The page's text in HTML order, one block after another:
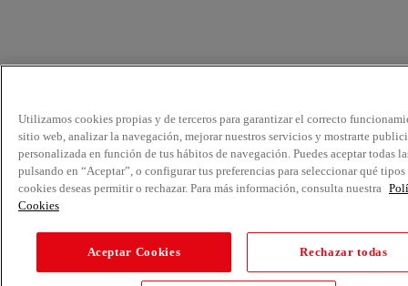
Utilizamos cookies propias y de terceros para garantizar el correcto
sitio web, analizar la navegación, mejorar nuestros servicios y mostrarte
personalizada en función de tus hábitos de navegación. Puedes aceptar todas
pulsando en “Aceptar”, o configurar tus preferencias para seleccionar qué tipos
cookies deseas permitir o rechazar. Para más información, consulta nuestra
Cookies
Aceptar Cookies Rechazar todas